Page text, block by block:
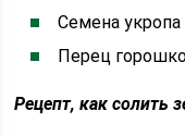
Семена
Перец
Рецепт, как солить